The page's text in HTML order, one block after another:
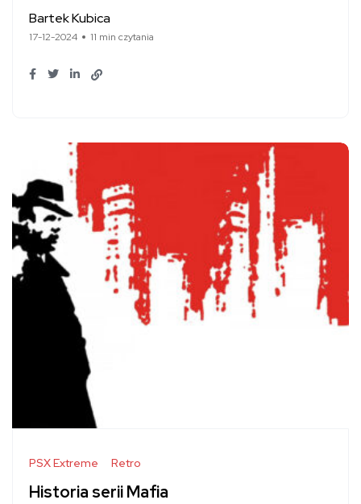
Bartek Kubica
17-12-2024 11 min czytania
PSX Extreme Retro
Historia serii Mafia